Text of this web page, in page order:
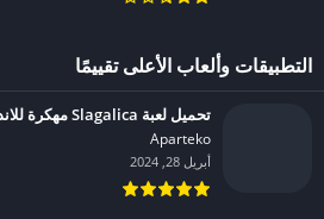
التطبيقات وألعاب الأعلى تقييمًا
تحميل لعبة Slagalica مهكرة للاندرويد 2024
Aparteko‏
أبريل 28, 2024